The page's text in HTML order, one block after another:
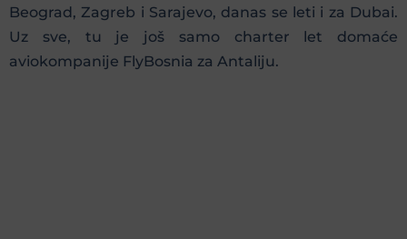
Beograd, Zagreb i Sarajevo, danas se leti i za Dubai.
Uz sve, tu je još samo charter let domaće
aviokompanije FlyBosnia za Antaliju.